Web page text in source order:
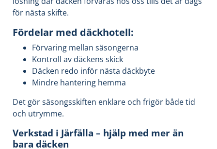
för nästa skifte.
Fördelar med däckhotell:
Förvaring mellan säsongerna
Kontroll av däckens skick
Däcken redo inför nästa däckbyte
Mindre hantering hemma
Det gör säsongsskiften enklare och frigör både tid
och utrymme.
Verkstad i Järfälla – hjälp med mer än
bara däcken